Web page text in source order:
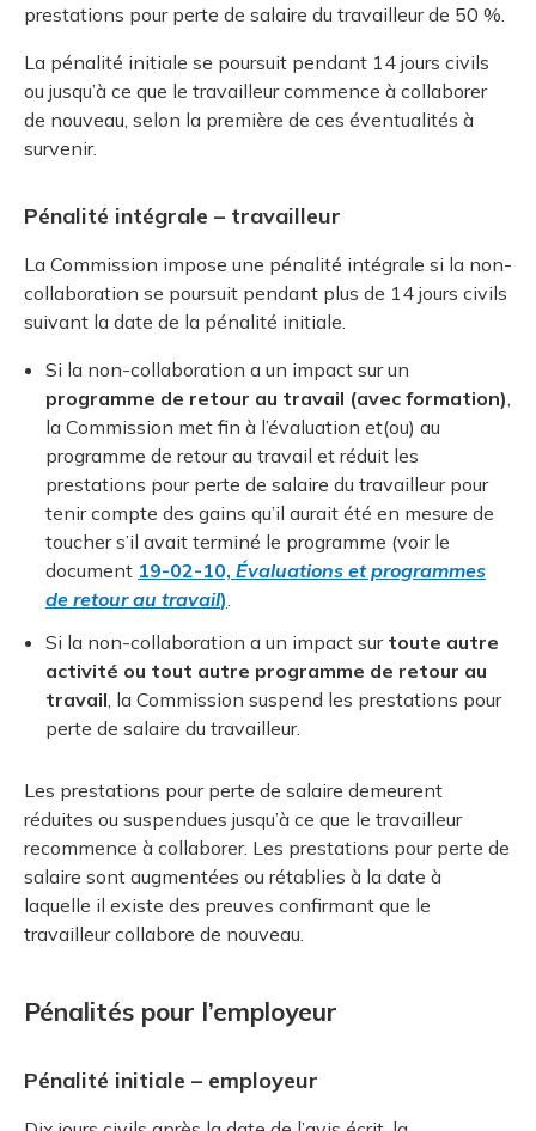
prestations pour perte de salaire du travailleur de 50 %.
La pénalité initiale se poursuit pendant 14 jours civils
ou jusqu’à ce que le travailleur commence à collaborer
de nouveau, selon la première de ces éventualités à
survenir.
Pénalité intégrale – travailleur
La Commission impose une pénalité intégrale si la non-
collaboration se poursuit pendant plus de 14 jours civils
suivant la date de la pénalité initiale.
Si la non-collaboration a un impact sur un
programme de retour au travail (avec formation),
la Commission met fin à l’évaluation et(ou) au
programme de retour au travail et réduit les
prestations pour perte de salaire du travailleur pour
tenir compte des gains qu’il aurait été en mesure de
toucher s’il avait terminé le programme (voir le
document 19-02-10, Évaluations et programmes
de retour au travail).
Si la non-collaboration a un impact sur toute autre
activité ou tout autre programme de retour au
travail, la Commission suspend les prestations pour
perte de salaire du travailleur.
Les prestations pour perte de salaire demeurent
réduites ou suspendues jusqu’à ce que le travailleur
recommence à collaborer. Les prestations pour perte de
salaire sont augmentées ou rétablies à la date à
laquelle il existe des preuves confirmant que le
travailleur collabore de nouveau.
Pénalités pour l’employeur
Pénalité initiale – employeur